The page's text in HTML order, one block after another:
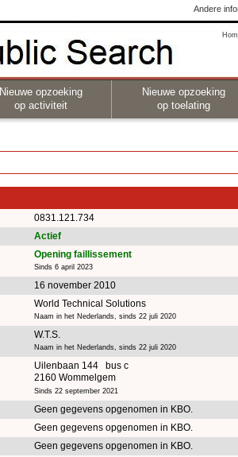
Andere
Nieuwe opzoeking
op activiteit
Nieuwe opzoeking
op toelating
0831.121.734
Actief
Opening faillissement
Sinds 6 april 2023
16 november 2010
World Technical Solutions
Naam in het Nederlands, sinds 22 juli 2020
W.T.S.
Naam in het Nederlands, sinds 22 juli 2020
Uilenbaan 144 bus c
2160 Wommelgem
Sinds 22 september 2021
Geen gegevens opgenomen in KBO.
Geen gegevens opgenomen in KBO.
Geen gegevens opgenomen in KBO.